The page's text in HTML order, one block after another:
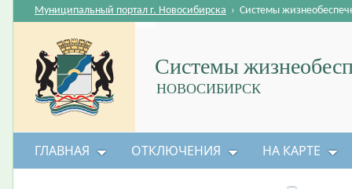
Системы
НОВОСИБИРСК
Муниципальный портал г. Новосибирска › Системы
ГЛАВНАЯ ОТКЛЮЧЕНИЯ НА КАРТЕ